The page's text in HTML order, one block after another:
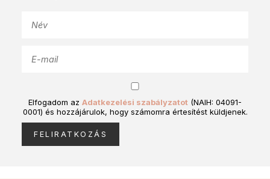
Elfogadom az Adatkezelési szabályzatot (NAIH: 04091-
0001) és hozzájárulok, hogy számomra értesítést küldjenek.